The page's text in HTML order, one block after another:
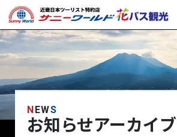
NEWS
お知らせアーカイブ